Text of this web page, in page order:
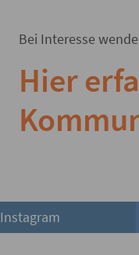
Bei Interesse
Hier
Instagram